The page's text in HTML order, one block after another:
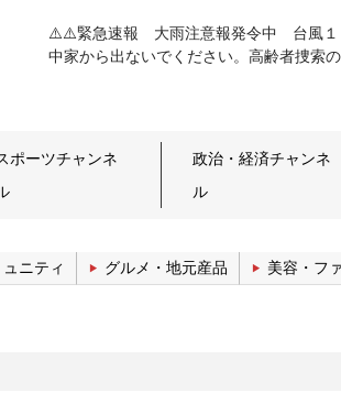
⚠️⚠️緊急速報 大雨注意報発令中 台風１
中家から出ないでください。高齢者捜索の
ポーツチャンネ
政治・経済チャンネ
ル
ニティ グルメ・地元産品 美容・フ